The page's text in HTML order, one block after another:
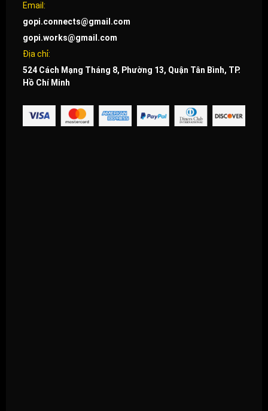
Email:
gopi.connects@gmail.com
gopi.works@gmail.com
Địa chỉ:
524 Cách Mạng Tháng 8, Phường 13, Quận Tân Bình, TP.
Hồ Chí Minh